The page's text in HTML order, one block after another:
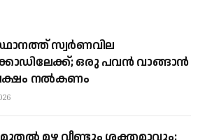
സ്വര്‍ണവില
ഒരു പവന്‍ വാങ്ങാന്‍
ലക്ഷം നല്‍കണം